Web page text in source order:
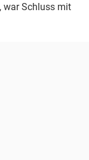
war Schluss mit